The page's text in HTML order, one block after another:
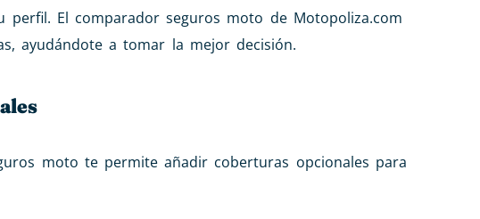
perfil. El comparador seguros moto de Motopoliza.com
ayudándote a tomar la mejor decisión.
moto te permite añadir coberturas opcionales para